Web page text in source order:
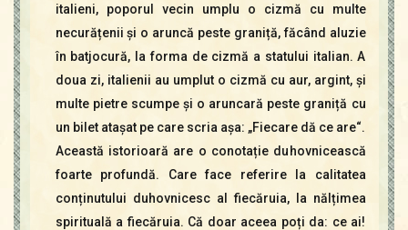
italieni, poporul vecin umplu o cizmă cu multe
necurățenii și o aruncă peste graniță, făcând aluzie
în batjocură, la forma de cizmă a statului italian. A
doua zi, italienii au umplut o cizmă cu aur, argint, și
multe pietre scumpe și o aruncară peste graniță cu
un bilet atașat pe care scria așa: „Fiecare dă ce are“.
Această istorioară are o conotație duhovnicească
foarte profundă. Care face referire la calitatea
conținutului duhovnicesc al fiecăruia, la nălțimea
spirituală a fiecăruia. Că doar aceea poți da: ce ai!